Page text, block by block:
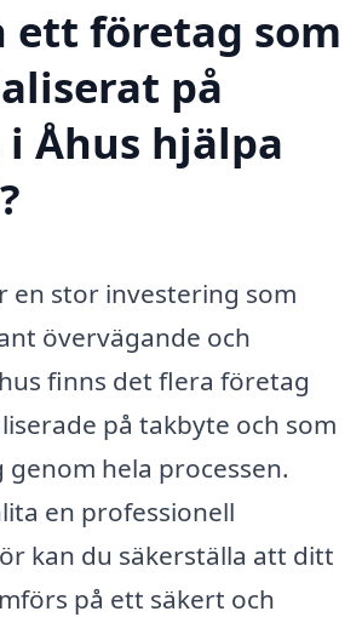
ett företag som
på
Åhus hjälpa
en stor investering som
övervägande och
finns det flera företag
på takbyte och som
genom hela processen.
en professionell
kan du säkerställa att ditt
på ett säkert och